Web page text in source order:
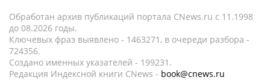
Обработан архив публикаций портала CNews.ru c 11.1998
до 08.2026 годы.
Ключевых фраз выявлено - 1463271, в очереди разбора -
724356.
Создано именных указателей - 199231.
Редакция Индексной книги CNews - book@cnews.ru